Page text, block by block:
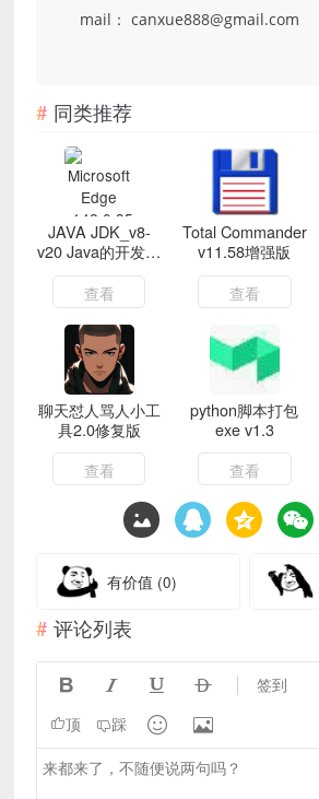
mail： canxue888@gmail.com
同类推荐
JAVA JDK_v8-
v20 Java的开发工
具包
查看
Total Commander
v11.58增强版
查看
聊天怼人骂人小工
具2.0修复版
查看
python脚本打包
exe v1.3
查看
有价值 (0)
评论列表
    签到
顶 踩  